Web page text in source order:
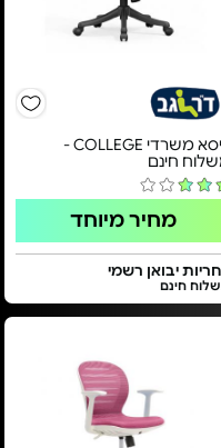
כיסא משרדי COLLEGE -
חינם
מחיר מיוחד
יבואן רשמי
חינם